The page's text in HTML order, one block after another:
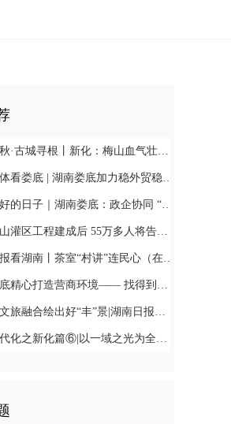
·古城寻根丨新化：梅山血气壮此城
| 湖南娄底加力稳外贸稳外资 一季度对外实际投资同比增长174.9%
｜湖南娄底：政企协同 “基金+保险”破解万人搬迁后扶难题
工程建成后 55万多人将告别“靠天喝水”@湖南日报头版
南丨茶室“村讲”连民心（在现场·“村字号”文体活动观察）
打造营商环境—— 找得到人 听得懂话 办得了事
融合绘出好“丰”景|湖南日报市州版头条
之新化篇⑥|以一域之光为全局添彩@湖南日报